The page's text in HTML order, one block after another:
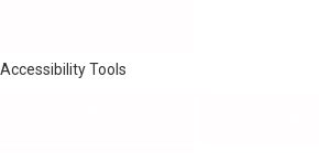
Accessibility Tools